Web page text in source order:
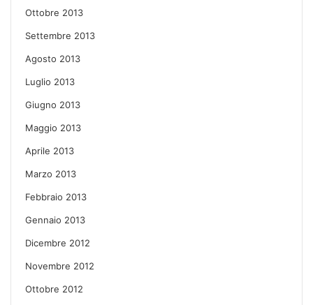
Ottobre 2013
Settembre 2013
Agosto 2013
Luglio 2013
Giugno 2013
Maggio 2013
Aprile 2013
Marzo 2013
Febbraio 2013
Gennaio 2013
Dicembre 2012
Novembre 2012
Ottobre 2012